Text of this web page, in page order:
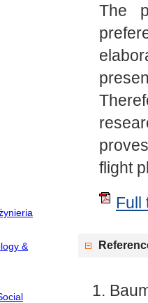
&
The
flight
Full